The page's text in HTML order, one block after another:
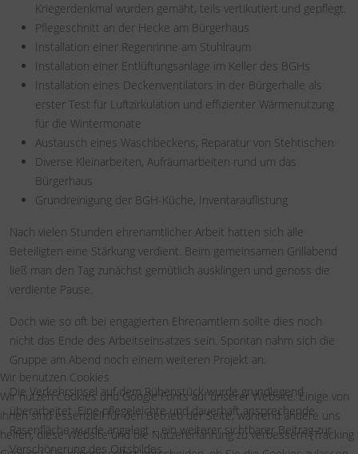
Kriegerdenkmal wurden gemäht, teils vertikutiert und gepflegt.
Pflegeschnitt an der Hecke am Bürgerhaus
Installation einer Regenrinne am Stuhlraum
Installation einer Entlüftungsanlage im Keller des BGHs
Installation eines Deckenventilators in der Bürgerhalle als
erster Test für Luftzirkulation und effizienter Wärmenutzung
für die Wintermonate
Austausch eines Waschbeckens, Reparatur von Stehtischen
Diverse Kleinarbeiten, Aufräumarbeiten rund um das
Bürgerhaus
Grundreinigung der BGH-Küche, Inventarauflistung
Nach vielen Stunden ehrenamtlicher Arbeit hatten sich alle
Beteiligten eine Stärkung verdient. Beim gemeinsamen Grillabend
ließ man den Tag zunächst gemütlich ausklingen und genoss die
verdiente Pause.
Doch wie so oft bei engagierten Ehrenamtlern sollte dies noch
nicht das Ende des Arbeitseinsatzes sein. Spontan nahm sich die
Gruppe am Abend noch einem weiteren Projekt an.
Die Verkehrsinsel auf dem Rübenstück wurde grundlegend
überarbeitet. Eine pflegeleichte und dauerhaft ansprechende
Rasenfläche wurde angelegt – ein weiterer sichtbarer Beitrag zur
Verschönerung des Ortsbildes.
Wir benutzen Cookies
Wir nutzen Cookies und Google Fonts auf unserer Website. Einige von
ihnen sind essenziell für den Betrieb der Seite, während andere uns
helfen, diese Website und die Nutzererfahrung zu verbessern (Tracking